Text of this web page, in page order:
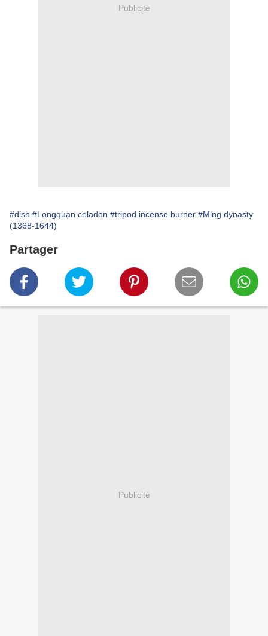
Publicité
#dish #Longquan celadon #tripod incense burner #Ming dynasty
(1368-1644)
Partager
Publicité